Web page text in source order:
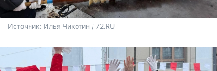
Источник: Илья Чикотин / 72.RU